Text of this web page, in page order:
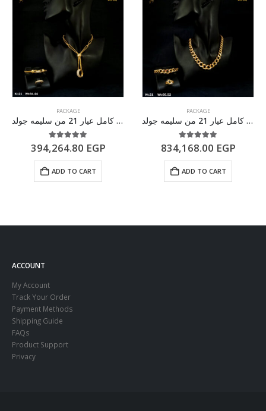
PACKAGE
طقم ذهب كامل عيار 21 من سليمه جولد
5.00out of 5
394,264.80 EGP
ADD TO CART
PACKAGE
طقم ذهب كامل عيار 21 من سليمه جولد
5.00out of 5
834,168.00 EGP
ADD TO CART
ACCOUNT
My Account
Track Your Order
Payment Methods
Shipping Guide
FAQs
Product Support
Privacy